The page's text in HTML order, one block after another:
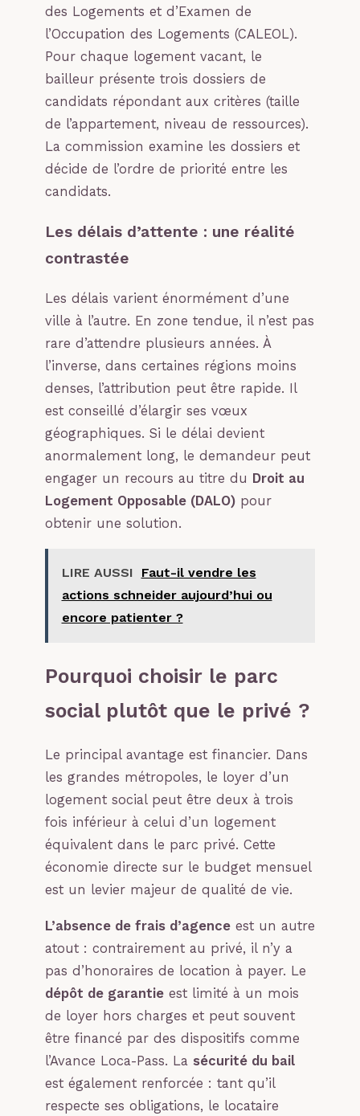
des Logements et d’Examen de
l’Occupation des Logements (CALEOL).
Pour chaque logement vacant, le
bailleur présente trois dossiers de
candidats répondant aux critères (taille
de l’appartement, niveau de ressources).
La commission examine les dossiers et
décide de l’ordre de priorité entre les
candidats.
Les délais d’attente : une réalité
contrastée
Les délais varient énormément d’une
ville à l’autre. En zone tendue, il n’est pas
rare d’attendre plusieurs années. À
l’inverse, dans certaines régions moins
denses, l’attribution peut être rapide. Il
est conseillé d’élargir ses vœux
géographiques. Si le délai devient
anormalement long, le demandeur peut
engager un recours au titre du Droit au
Logement Opposable (DALO) pour
obtenir une solution.
LIRE AUSSI
Faut-il vendre les
actions schneider aujourd’hui ou
encore patienter ?
Pourquoi choisir le parc
social plutôt que le privé ?
Le principal avantage est financier. Dans
les grandes métropoles, le loyer d’un
logement social peut être deux à trois
fois inférieur à celui d’un logement
équivalent dans le parc privé. Cette
économie directe sur le budget mensuel
est un levier majeur de qualité de vie.
L’absence de frais d’agence est un autre
atout : contrairement au privé, il n’y a
pas d’honoraires de location à payer. Le
dépôt de garantie est limité à un mois
de loyer hors charges et peut souvent
être financé par des dispositifs comme
l’Avance Loca-Pass. La sécurité du bail
est également renforcée : tant qu’il
respecte ses obligations, le locataire